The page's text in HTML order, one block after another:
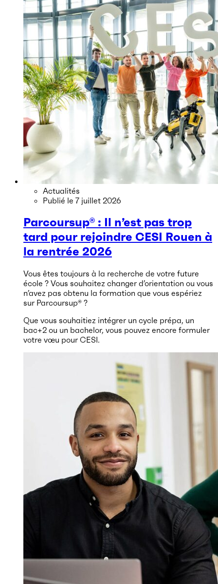
Actualités
Publié le 7 juillet 2026
Parcoursup® : Il n’est pas trop
tard pour rejoindre CESI Rouen à
la rentrée 2026
Vous êtes toujours à la recherche de votre future
école ? Vous souhaitez changer d’orientation ou vous
n’avez pas obtenu la formation que vous espériez
sur Parcoursup® ?
Que vous souhaitiez intégrer un cycle prépa, un
bac+2 ou un bachelor, vous pouvez encore formuler
votre vœu pour CESI.